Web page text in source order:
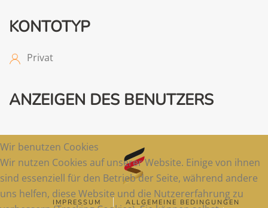
KONTOTYP
Privat
ANZEIGEN DES BENUTZERS
IMPRESSUM
ALLGEMEINE BEDINGUNGEN
Wir benutzen Cookies
Wir nutzen Cookies auf unserer Website. Einige von ihnen
sind essenziell für den Betrieb der Seite, während andere
uns helfen, diese Website und die Nutzererfahrung zu